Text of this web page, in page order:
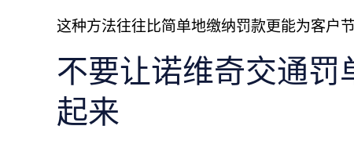
这种方法往往比简单地缴纳罚款更能为客户
不要让诺维奇交通
起来